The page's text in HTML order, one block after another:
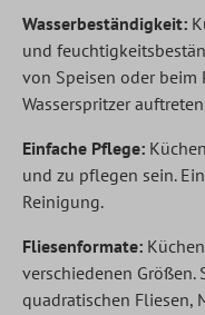
Wasserbeständigkeit:
und
von Speisen oder beim
Wasserspritzer
Einfache Pflege:
und zu pflegen sein.
Reinigung.
Fliesenformate:
verschiedenen
quadratischen Fliesen,